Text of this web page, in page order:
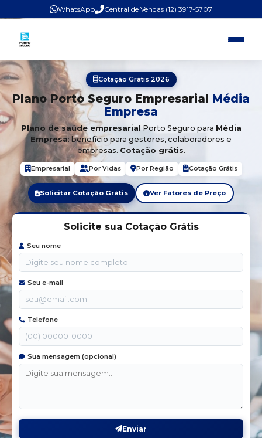
WhatsApp Central de Vendas (12) 3917-5707
Cotação Grátis 2026
Plano Porto Seguro Empresarial Média
Empresa
Plano de saúde empresarial Porto Seguro para Média
Empresa: benefício para gestores, colaboradores e
empresas. Cotação grátis.
Empresarial Por Vidas Por Região Cotação Grátis
Solicitar Cotação Grátis Ver Fatores de Preço
Solicite sua Cotação Grátis
Seu nome
Seu e-mail
Telefone
Sua mensagem (opcional)
Enviar